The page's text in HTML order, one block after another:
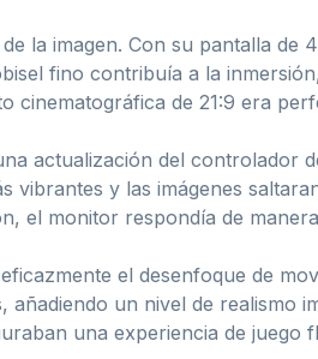
la imagen. Con su pantalla
fino contribuía a la
cinematográfica de 21:9 era
actualización del controlador
y las imágenes
el monitor respondía de
el desenfoque de
un nivel de realismo
una experiencia de juego